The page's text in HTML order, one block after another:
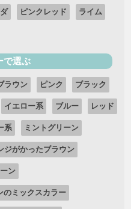
ピンクレッド ライム
で選ぶ
ラウン ピンク ブラック
イエロー系 ブルー レッド
系 ミントグリーン
ジがかったブラウン
ン
のミックスカラー